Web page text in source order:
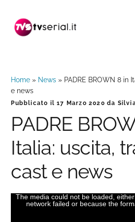
navigazione
contenuto
barra
Home » News » PADRE BROWN 8 in
e news
Pubblicato il17 Marzo 2020 da
PADRE
Italia: uscita,
cast e news
The media could not be loaded,
network failed or because the